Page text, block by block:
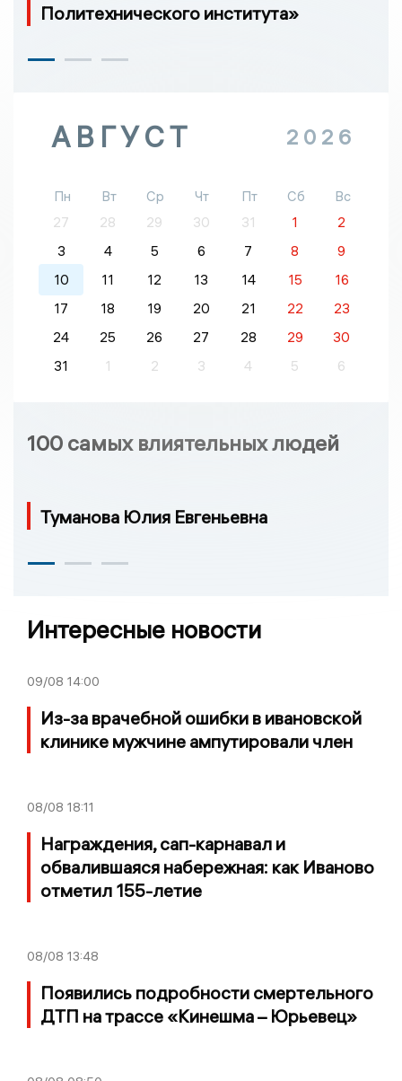
Политехнического института»
АВГУСТ 2026
Пн Вт Ср Чт Пт Сб
Вс
27
28 29 30 31 1
2
3
4 5 6 7 8
9
10
11 12 13 14 15
16
17
18 19 20 21 22
23
24
25 26 27 28 29
30
31
1 2 3 4 5 6
100 самых влиятельных людей
Туманова Юлия Евгеньевна
Интересные новости
09/08 14:00
Из-за врачебной ошибки в ивановской
клинике мужчине ампутировали член
08/08 18:11
Награждения, сап-карнавал и
обвалившаяся набережная: как Иваново
отметил 155-летие
08/08 13:48
Появились подробности смертельного
ДТП на трассе «Кинешма – Юрьевец»